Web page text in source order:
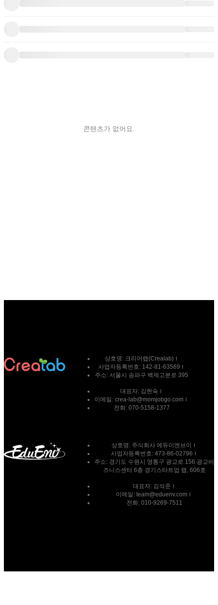
콘텐츠가 없어요.
상호명: 크리어랩(Crealab)
사업자등록번호: 142-81-63569
주소: 서울시 송파구 백제고분로 395
대표자: 김현숙
이메일: crea-lab@momjobgo.com
전화: 070-5158-1377
상호명: 주식회사 에듀이엔브이
사업자등록번호: 473-86-02796
주소: 경기도 수원시 영통구 광교로 156 광교비
즈니스센터 6층 경기스타트업 랩, 606호
대표자: 김석준
이메일: team@eduenv.com
전화: 010-9269-7511